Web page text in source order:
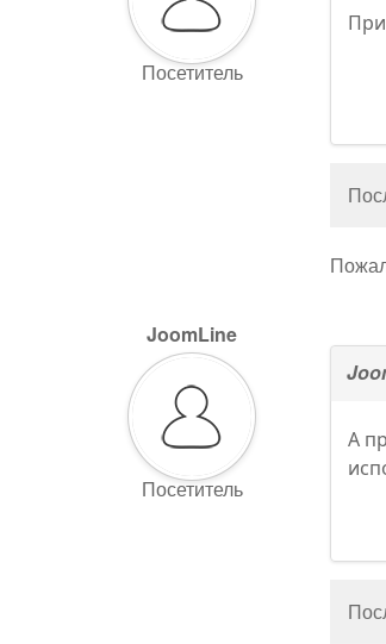
Посетитель
JoomLine
Посетитель
А